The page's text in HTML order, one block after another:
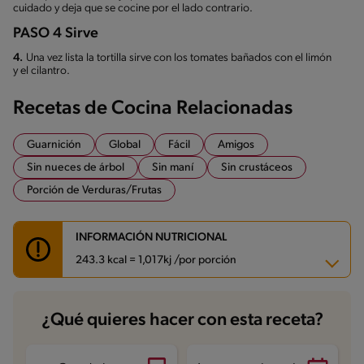
cuidado y deja que se cocine por el lado contrario.
PASO 4 Sirve
4. Una vez lista la tortilla sirve con los tomates bañados con el limón
y el cilantro.
Recetas de Cocina Relacionadas
Guarnición Global Fácil
Amigos
Sin nueces de árbol
Sin maní
Sin crustáceos
Porción de Verduras/Frutas
INFORMACIÓN NUTRICIONAL
243.3 kcal = 1,017kj /por porción
Carbohidratos 17.6 g
Energía 243.3 kcal
¿Qué quieres hacer con esta receta?